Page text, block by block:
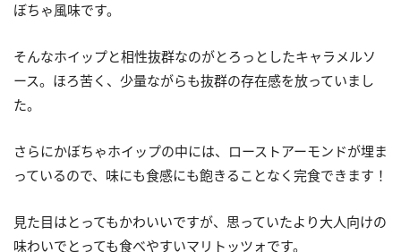
ぼちゃ風味です。
そんなホイップと相性抜群なのがとろっとしたキャラメルソ
ース。ほろ苦く、少量ながらも抜群の存在感を放っていまし
た。
さらにかぼちゃホイップの中には、ローストアーモンドが埋ま
っているので、味にも食感にも飽きることなく完食できます！
見た目はとってもかわいいですが、思っていたより大人向けの
味わいでとっても食べやすいマリトッツォです。